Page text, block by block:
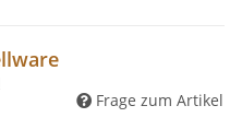
Frage zum Artikel